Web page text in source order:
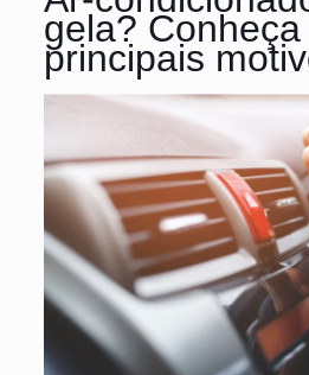
gela? Conheça
principais